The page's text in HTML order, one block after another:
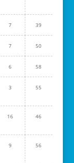
7 39
7 50
6 58
3 55
16 46
9 56